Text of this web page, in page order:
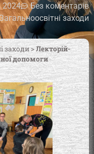
2024
Без коментарів
заходи
заходи>Лекторій-
допомоги